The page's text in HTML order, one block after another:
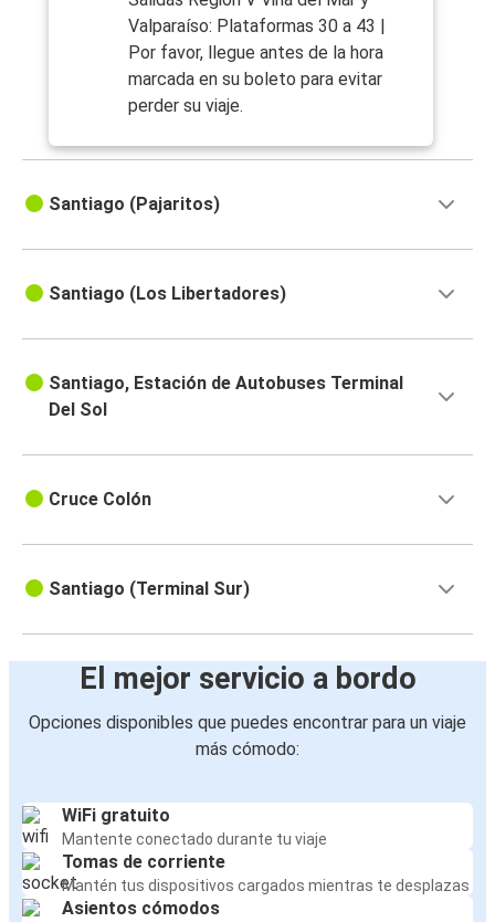
Valparaíso: Plataformas 30 a 43 |
Por favor, llegue antes de la hora
marcada en su boleto para evitar
perder su viaje.
Santiago (Pajaritos)
Santiago (Los Libertadores)
Santiago, Estación de Autobuses Terminal
Del Sol
Cruce Colón
Santiago (Terminal Sur)
El mejor servicio a bordo
Opciones disponibles que puedes encontrar para un viaje
más cómodo:
WiFi gratuito
Mantente conectado durante tu viaje
Tomas de corriente
Mantén tus dispositivos cargados mientras te desplazas
Asientos cómodos